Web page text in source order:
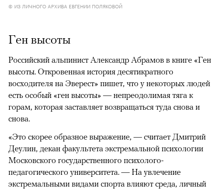
© ИЗ ЛИЧНОГО АРХИВА ЕВГЕНИИ ПОЛЯКОВОЙ
Ген высоты
Российский альпинист Александр Абрамов в книге «Ген
высоты. Откровенная история десятикратного
восходителя на Эверест» пишет, что у некоторых людей
есть особый «ген высоты» — непреодолимая тяга к
горам, которая заставляет возвращаться туда снова и
снова.
«Это скорее образное выражение, — считает Дмитрий
Деулин, декан факультета экстремальной психологии
Московского государственного психолого-
педагогического университета. — На увлечение
экстремальными видами спорта влияют среда, личный